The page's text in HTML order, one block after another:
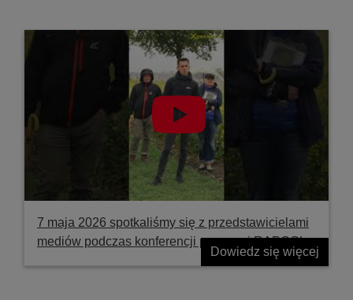
7 maja 2026 spotkaliśmy się z przedstawicielami
mediów podczas konferencji prasowej RAPOOL
Dowiedz się więcej